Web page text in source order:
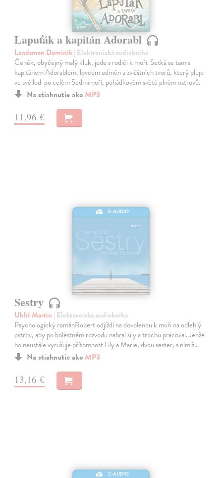
Lapuťák a kapitán Adorabl
Landsman Dominik| Elektronická audiokniha
Čeněk, obyčejný malý kluk, jede s rodiči k moři. Setká se tam s
kapitánem Adorablem, lovcem odměn a zvláštních tvorů, který pluje
ve své lodi po celém Sedmimoří, pohádkovém světě plném ostrovů.
Na stiahnutie ako MP3
11,96 €
E-AUDIO
Sestry
Uhlíř Martin | Elektronická audiokniha
Psychologický románRobert odjíždí na dovolenou k moři na odlehlý
ostrov, aby po bolestném rozvodu nabral síly a trochu pracoval. Jenže
ho neustále vyrušuje přítomnost Lily a Marie, dvou sester, s nimiž…
Na stiahnutie ako MP3
13,16 €
E-AUDIO